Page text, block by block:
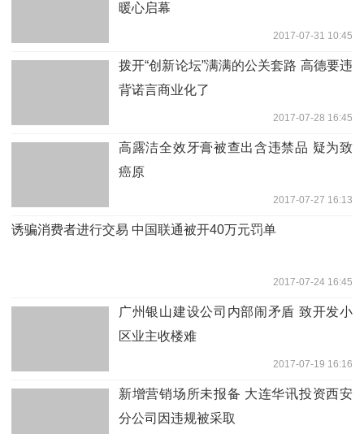
暖心启幕
2017-07-31 10:45
拨开“创新论坛”满满的公关套路 高德要违
背诺言商业化了
2017-07-28 16:45
高露洁全效牙膏被查出含违禁品 疑为致
癌原
2017-07-27 16:13
诱骗消费者进行交易 中国联通被开40万元罚单
2017-07-24 16:45
广州银山建设公司内部闹矛盾 致开发小
区业主收楼难
2017-07-19 16:16
新增营销场所未报备 大连华讯投资西安
分公司因违规被采取